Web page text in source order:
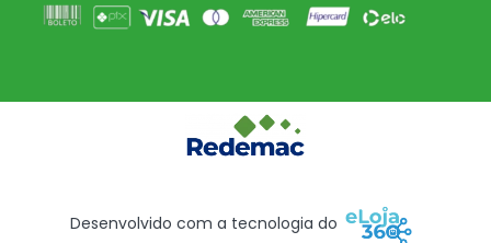
Desenvolvido com a tecnologia do